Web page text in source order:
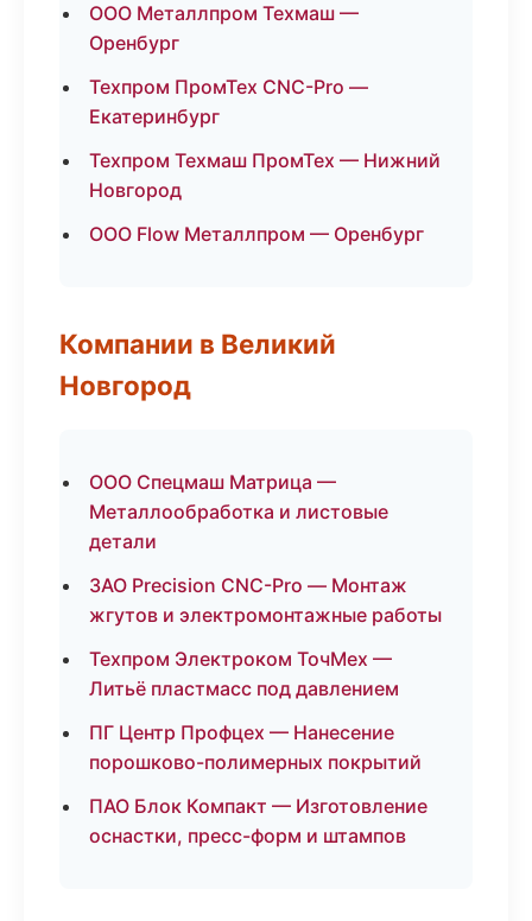
ООО Металлпром Техмаш —
Оренбург
Техпром ПромТех CNC-Pro —
Екатеринбург
Техпром Техмаш ПромТех — Нижний
Новгород
ООО Flow Металлпром — Оренбург
Компании в Великий
Новгород
ООО Спецмаш Матрица —
Металлообработка и листовые
детали
ЗАО Precision CNC-Pro — Монтаж
жгутов и электромонтажные работы
Техпром Электроком ТочМех —
Литьё пластмасс под давлением
ПГ Центр Профцех — Нанесение
порошково-полимерных покрытий
ПАО Блок Компакт — Изготовление
оснастки, пресс-форм и штампов